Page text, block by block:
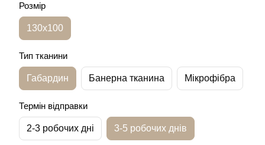
Розмір
130х100
Тип тканини
Габардин Банерна тканина Мікрофібра
Термін відправки
2-3 робочих дні 3-5 робочих днів